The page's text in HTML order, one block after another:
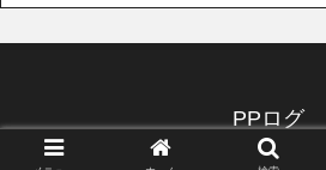
PPログ
© 2020 PPログ.